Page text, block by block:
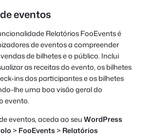
eventos
Relatórios FooEvents é
de eventos a compreender
de bilhetes e o público. Inclui
as receitas do evento, os bilhetes
ins dos participantes e os bilhetes
lhe uma boa visão geral do
evento.
eventos, aceda ao seuWordPress
> FooEvents> Relatórios